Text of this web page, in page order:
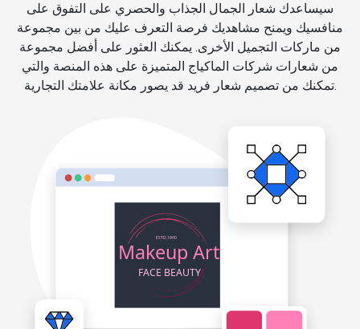
سيساعدك شعار الجمال الجذاب والحصري على التفوق على
منافسيك ويمنح مشاهديك فرصة التعرف عليك من بين مجموعة
من ماركات التجميل الأخرى. يمكنك العثور على أفضل مجموعة
من شعارات شركات الماكياج المتميزة على هذه المنصة والتي
تمكنك من تصميم شعار فريد قد يصور مكانة علامتك التجارية.